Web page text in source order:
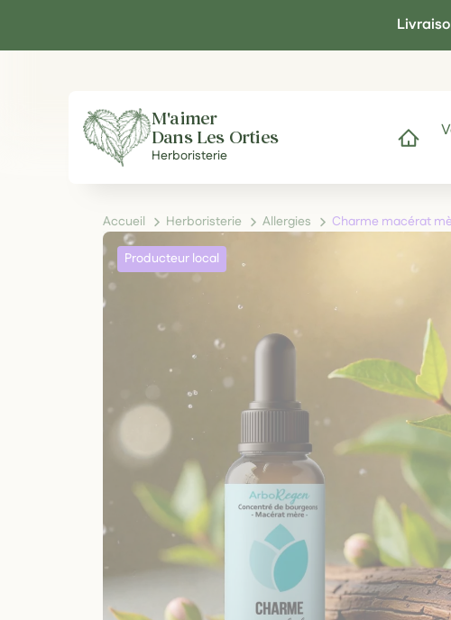
M'aimer
Dans Les Orties
Herboristerie
Accueil
Accueil Herboristerie Allergies Charme macérat